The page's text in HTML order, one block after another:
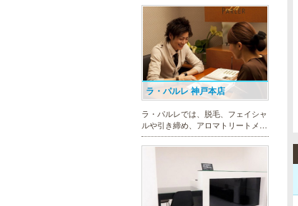
ラ・パルレ 神戸本店
ラ・パルレでは、脱毛、フェイシャ
ルや引き締め、アロマトリートメン
ト、本格的なダイエットコース等、
幅広いメニューでお客様の美を応
回限定体験コースも多数取り揃えて